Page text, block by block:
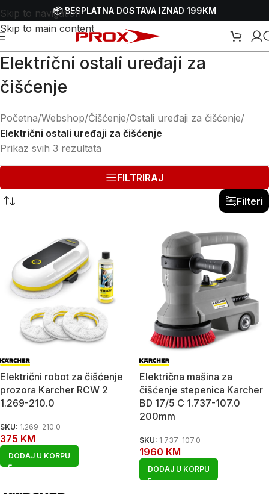
Skip to navigation
Skip to main content
📦 BESPLATNA DOSTAVA IZNAD 199KM
Električni ostali uređaji za
čišćenje
Početna/Webshop/Čišćenje/Ostali uređaji za čišćenje/
Električni ostali uređaji za čišćenje
Prikaz svih 3 rezultata
FILTRIRAJ
Filteri
Električni robot za čišćenje
prozora Karcher RCW 2
1.269-210.0
SKU: 1.269-210.0
375 KM
DODAJ U KORPU
Električna mašina za
čišćenje stepenica Karcher
BD 17/5 C 1.737-107.0
200mm
SKU: 1.737-107.0
1960 KM
DODAJ U KORPU